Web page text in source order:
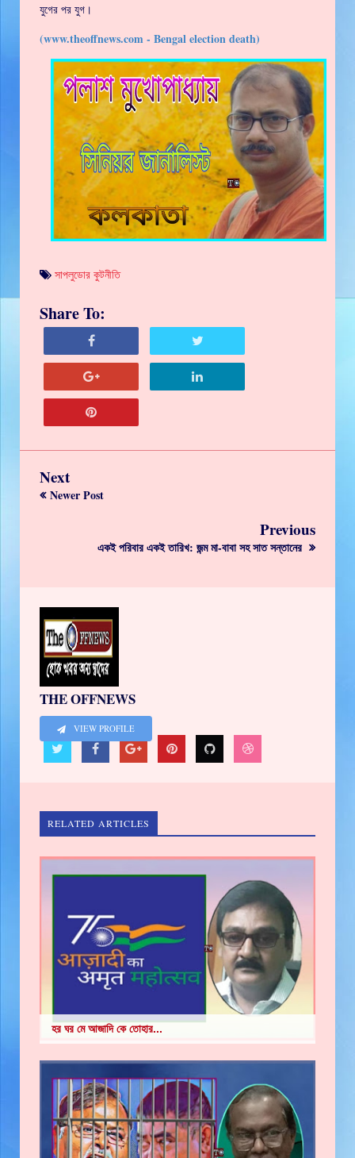
যুগের পর যুগ।
(www.theoffnews.com - Bengal election death)
সাপলুডোর কুটনীতি
Share To:
Next
Newer Post
Previous
একই পরিবার একই তারিখ: জন্ম মা-বাবা সহ সাত সন্তানের
THE OFFNEWS
VIEW PROFILE
RELATED ARTICLES
হর ঘর মে আজাদি কে তোহার...